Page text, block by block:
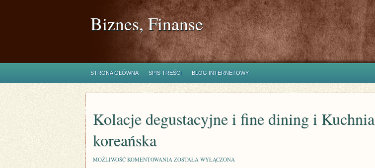
Biznes, Finanse
STRONA GŁÓWNA SPIS TREŚCI BLOG INTERNETOWY
Kolacje degustacyjne i fine dining i Kuchnia
koreańska
MOŻLIWOŚĆ KOMENTOWANIA KOLACJE
ZOSTAŁA WYŁĄCZONA